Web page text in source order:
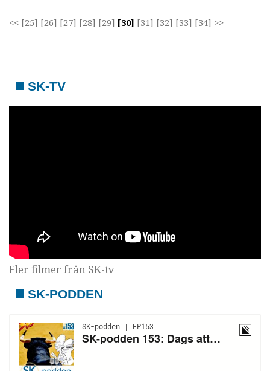
<< [25] [26] [27] [28] [29] [30] [31] [32] [33] [34] >>
SK-TV
Fler filmer från SK-tv
SK-PODDEN